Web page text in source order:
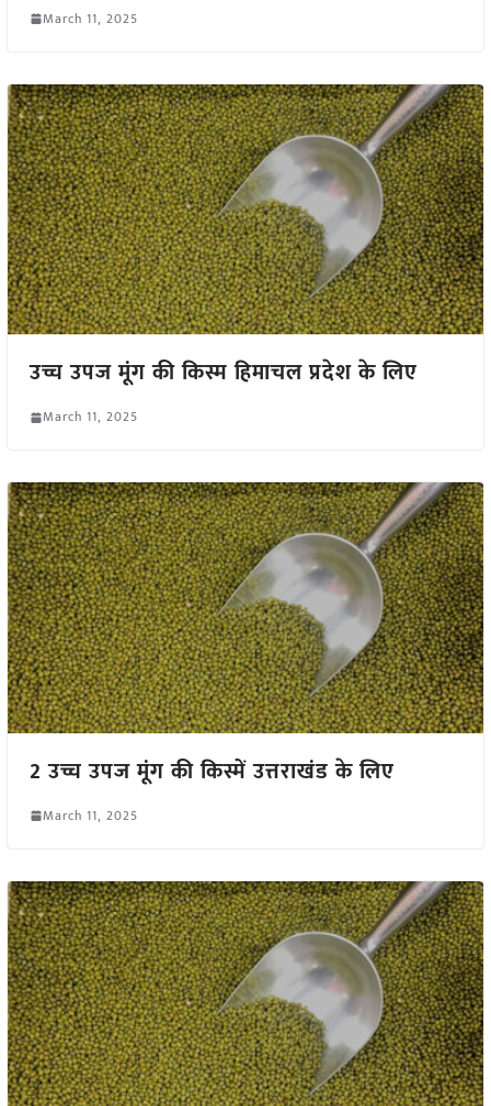
March 11, 2025
उच्च उपज मूंग की किस्म हिमाचल प्रदेश के लिए
March 11, 2025
2 उच्च उपज मूंग की किस्में उत्तराखंड के लिए
March 11, 2025